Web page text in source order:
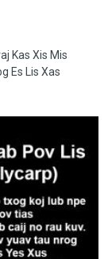
Kas Xis Mis
Es Lis Xas